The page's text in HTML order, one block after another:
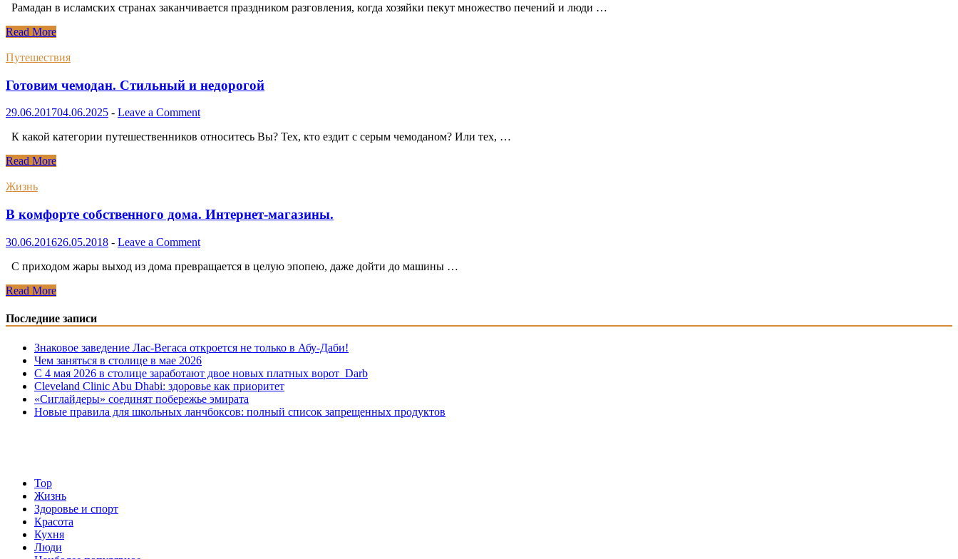
Рамадан в исламских странах заканчивается праздником разговления, когда хозяйки пекут множество печений и люди …
Ид
Фитр
Абу
Даби
Read More
Путешествия
Готовим чемодан. Стильный и недорогой
29.06.201704.06.2025 - Leave a Comment
К какой категории путешественников относитесь Вы? Тех, кто ездит с серым чемоданом? Или тех, …
Готовим
Стильный
недорогой
Read More
Жизнь
В комфорте собственного дома. Интернет-магазины.
30.06.201626.05.2018 - Leave a Comment
С приходом жары выход из дома превращается в целую эпопею, даже дойти до машины …
В
собственного
дома.
Интернет-
магазины.
Read More
Последние записи
Знаковое заведение Лас-Вегаса откроется не только в Абу-Даби!
Чем заняться в столице в мае 2026
C 4 мая 2026 в столице заработают двое новых платных ворот Darb
Cleveland Clinic Abu Dhabi: здоровье как приоритет
«Сиглайдеры» соединят побережье эмирата
Hовые правила для школьных ланчбоксов: полный список запрещенных продуктов
Top
Жизнь
Здоровье и спорт
Красота
Кухня
Люди